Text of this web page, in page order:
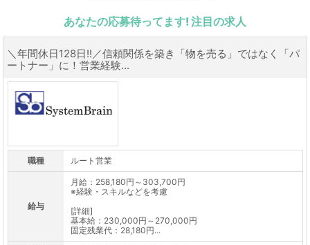
あなたの応募待ってます! 注目の求人
＼年間休日128日!!／信頼関係を築き「物を売る」ではなく「パ
ートナー」に！営業経験...
職種 ルート営業
給与
月給：258,180円～303,700円
※経験・スキルなどを考慮
[詳細]
基本給：230,000円～270,000円
固定残業代：28,180円...